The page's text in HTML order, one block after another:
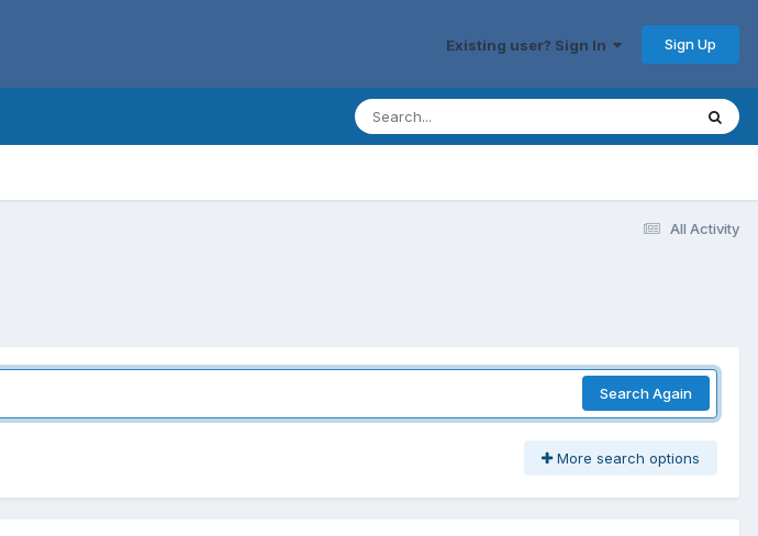
Existing user? Sign In Sign Up
All Activity
Search Again
More search options